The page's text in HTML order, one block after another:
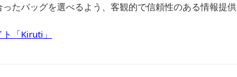
たバッグを選べるよう、客観的で信頼性のある情報提供
「Kiruti」